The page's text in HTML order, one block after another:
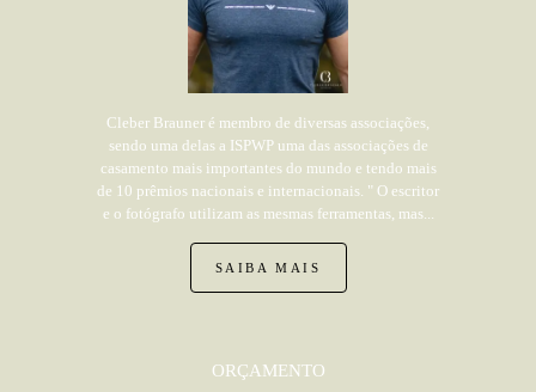
Cleber Brauner é membro de diversas associações,
sendo uma delas a ISPWP uma das associações de
casamento mais importantes do mundo e tendo mais
de 10 prêmios nacionais e internacionais. " O escritor
e o fotógrafo utilizam as mesmas ferramentas, mas...
SAIBA MAIS
ORÇAMENTO